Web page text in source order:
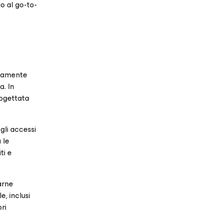
al go-to-
In
accessi
le
e
inclusi